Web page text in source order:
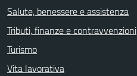
Salute, benessere e assistenza
Tributi, finanze e contravvenzioni
Turismo
Vita lavorativa